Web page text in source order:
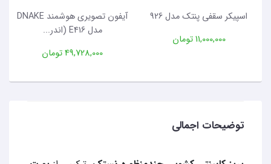
اسپیکر سقفی پنتک مدل 926
11,000,000 تومان
آیفون تصویری هوشمند DNAKE
مدل E416 (اندر...
49,728,000 تومان
توضیحات اجمالی